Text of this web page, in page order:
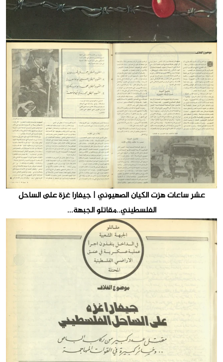
عشر ساعات هزت الكيان الصهيوني | جيفارا غزة على الساحل
الفلسطيني..مقاتلو الجبهة...